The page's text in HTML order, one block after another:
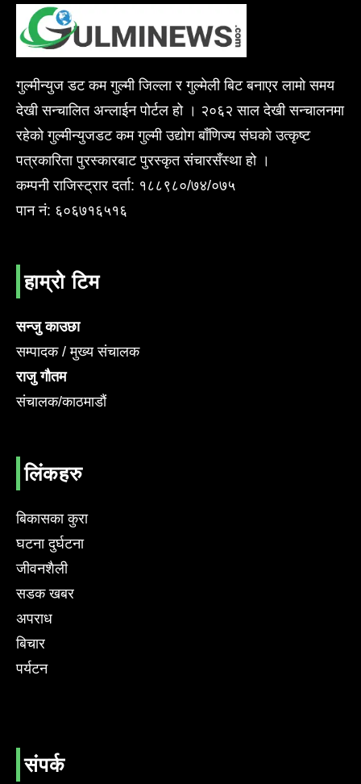
गुल्मीन्युज डट कम गुल्मी जिल्ला र गुल्मेली बिट बनाएर लामो समय
देखी सन्चालित अन्लाईन पोर्टल हो । २०६२ साल देखी सन्चालनमा
रहेको गुल्मीन्युजडट कम गुल्मी उद्योग बाँणिज्य संघको उत्कृष्ट
पत्रकारिता पुरस्कारबाट पुरस्कृत संचारसँस्था हो ।
कम्पनी राजिस्ट्रार दर्ता: १८८९८०/७४/०७५
पान नं: ६०६७१६५१६
हाम्रो टिम
सन्जु काउछा
सम्पादक / मुख्य संचालक
राजु गौतम
संचालक/काठमाडौं
लिंकहरु
बिकासका कुरा
घटना दुर्घटना
जीवनशैली
सडक खबर
अपराध
बिचार
पर्यटन
संपर्क